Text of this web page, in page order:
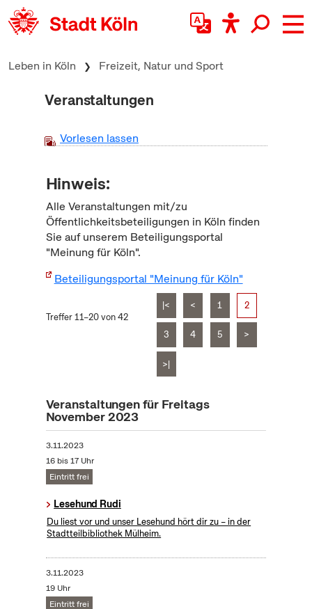
zum Inhalt springen
Leben in Köln Freizeit, Natur und Sport
Veranstaltungen
Vorlesen lassen
Hinweis:
Alle Veranstaltungen mit/zu
Öffentlichkeitsbeteiligungen in Köln finden
Sie auf unserem Beteiligungsportal
"Meinung für Köln".
Beteiligungsportal "Meinung für Köln"
Treffer 11–20 von 42
|< < 1 2
3 4 5 >
>|
Veranstaltungen für Freitags
November 2023
3.11.2023
16 bis 17 Uhr
Eintritt frei
Lesehund Rudi
Du liest vor und unser Lesehund hört dir zu – in der
Stadtteilbibliothek Mülheim.
3.11.2023
19 Uhr
Eintritt frei